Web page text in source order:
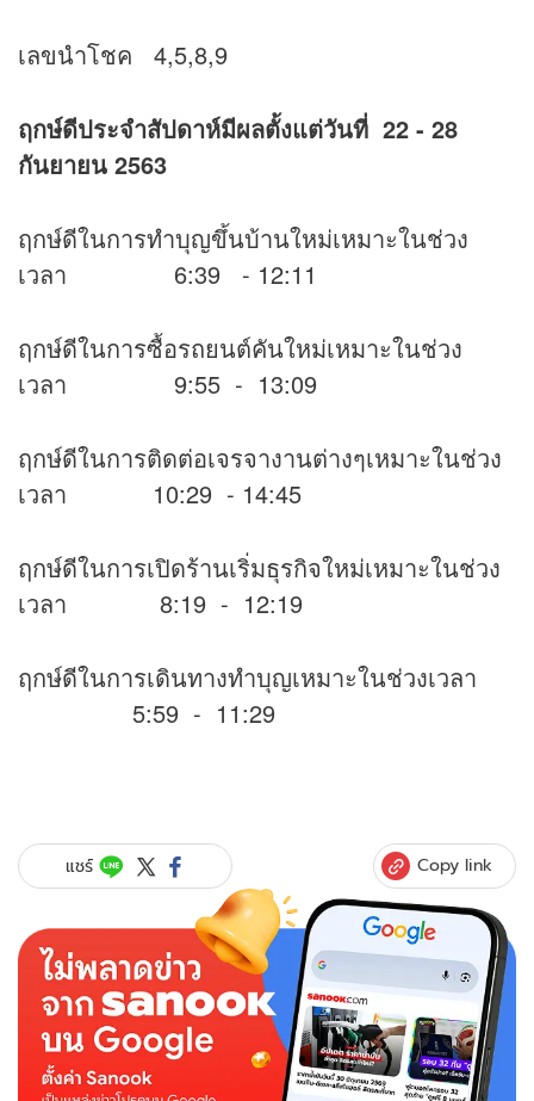
เลขนำโชค 4,5,8,9
ฤกษ์ดีประจำสัปดาห์มีผลตั้งแต่วันที่ 22 - 28
กันยายน 2563
ฤกษ์ดีในการทำบุญขึ้นบ้านใหม่เหมาะในช่วง
เวลา 6:39 - 12:11
ฤกษ์ดีในการซื้อรถยนต์คันใหม่เหมาะในช่วง
เวลา 9:55 - 13:09
ฤกษ์ดีในการติดต่อเจรจางานต่างๆเหมาะในช่วง
เวลา 10:29 - 14:45
ฤกษ์ดีในการเปิดร้านเริ่มธุรกิจใหม่เหมาะในช่วง
เวลา 8:19 - 12:19
ฤกษ์ดีในการเดินทางทำบุญเหมาะในช่วงเวลา
5:59 - 11:29
แชร์ Copy link